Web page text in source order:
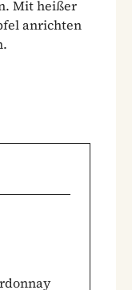
Mit heißer
anrichten